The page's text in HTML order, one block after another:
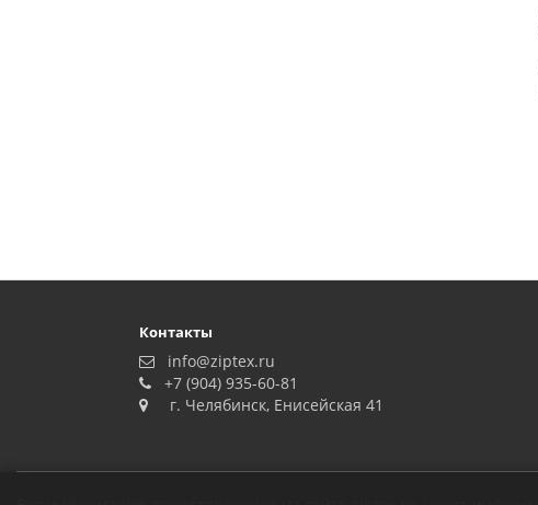
Контакты
info@ziptex.ru
+7 (904) 935-60-81
г. Челябинск, Енисейская 41